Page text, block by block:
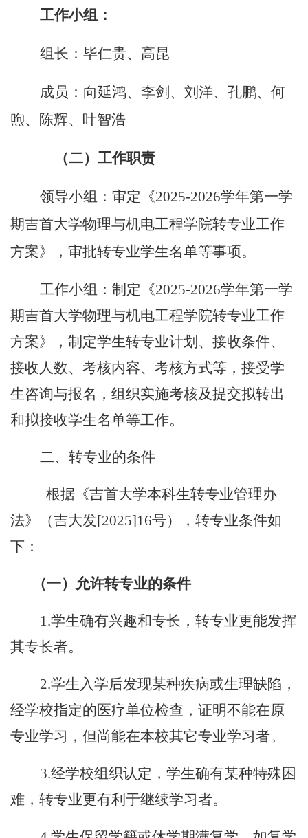
工作小组：
组长：毕仁贵、高昆
成员：向延鸿、李剑、刘洋、孔鹏、何
煦、陈辉、叶智浩
（二）工作职责
领导小组：审定《2025-2026学年第一学
期吉首大学物理与机电工程学院转专业工作
方案》，审批转专业学生名单等事项。
工作小组：制定《2025-2026学年第一学
期吉首大学物理与机电工程学院转专业工作
方案》，制定学生转专业计划、接收条件、
接收人数、考核内容、考核方式等，接受学
生咨询与报名，组织实施考核及提交拟转出
和拟接收学生名单等工作。
二、 转专业的条件
根据《吉首大学本科生转专业管理办
法》（吉大发[2025]16号），转专业条件如
下：
（一）允许转专业的条件
1.学生确有兴趣和专长，转专业更能发挥
其专长者。
2.学生入学后发现某种疾病或生理缺陷，
经学校指定的医疗单位检查，证明不能在原
专业学习，但尚能在本校其它专业学习者。
3.经学校组织认定，学生确有某种特殊困
难，转专业更有利于继续学习者。